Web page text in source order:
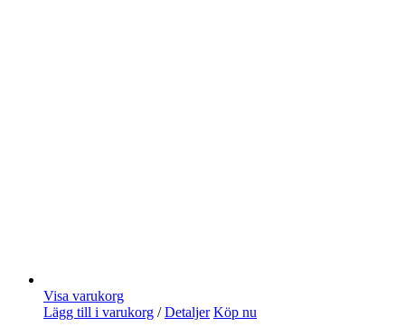
Visa varukorg
Lägg till i varukorg / Detaljer Köp nu